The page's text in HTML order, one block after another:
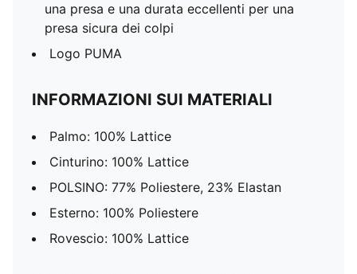
una presa e una durata eccellenti per una
presa sicura dei colpi
Logo PUMA
INFORMAZIONI SUI MATERIALI
Palmo: 100% Lattice
Cinturino: 100% Lattice
POLSINO: 77% Poliestere, 23% Elastan
Esterno: 100% Poliestere
Rovescio: 100% Lattice